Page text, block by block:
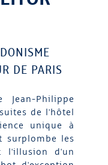
DE PARIS
Jean-Philippe
de l'hôtel
unique à
surplombe les
l'illusion d'un